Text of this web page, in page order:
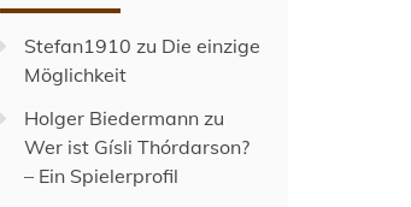
Stefan1910 zu Die einzige
Möglichkeit
Holger Biedermann zu
Wer ist Gísli Thórdarson?
– Ein Spielerprofil